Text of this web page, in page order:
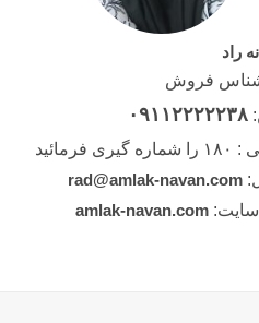
راد
فروش
۰۹۱۱۲۲۲۲۲۳۸
: ۱۸۰ را شماره گیری فرمائید
rad@amlak-navan.com
amlak-navan.com